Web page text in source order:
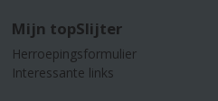
Mijn topSlijter
Herroepingsformulier
Interessante links